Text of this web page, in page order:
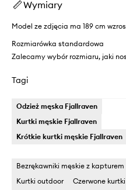
Wymiary
Model ze zdjęcia ma 189 cm
Rozmiarówka standardowa
Zalecamy wybór rozmiaru, jaki
Tagi
Odzież męska Fjallraven
Kurtki męskie Fjallraven
Krótkie kurtki męskie Fjallraven
Bezrękawniki męskie z kapturem
Kurtki outdoor
Czerwone kurtki